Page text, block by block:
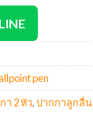
pen
า 2 หัว,ปากกาลูกลื่น